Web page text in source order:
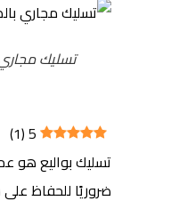
تسليك
5
(
1
)
تسليك بواليع هو
ضروريًا للحفاظ